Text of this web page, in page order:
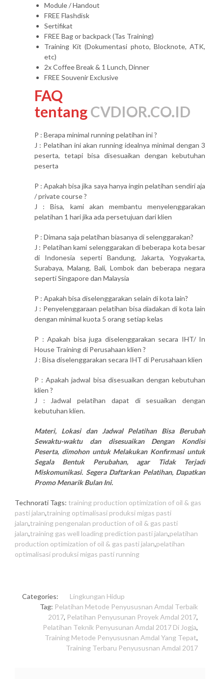
Module / Handout
FREE Flashdisk
Sertifikat
FREE Bag or backpack (Tas Training)
Training Kit (Dokumentasi photo, Blocknote, ATK,
etc)
2x Coffee Break & 1 Lunch, Dinner
FREE Souvenir Exclusive
FAQ
tentangCVDIOR.CO.ID
P : Berapa minimal running pelatihan ini ?
J : Pelatihan ini akan running idealnya minimal dengan 3
peserta, tetapi bisa disesuaikan dengan kebutuhan
peserta
P : Apakah bisa jika saya hanya ingin pelatihan sendiri aja
/ private course ?
J : Bisa, kami akan membantu menyelenggarakan
pelatihan 1 hari jika ada persetujuan dari klien
P : Dimana saja pelatihan biasanya di selenggarakan?
J : Pelatihan kami selenggarakan di beberapa kota besar
di Indonesia seperti Bandung, Jakarta, Yogyakarta,
Surabaya, Malang, Bali, Lombok dan beberapa negara
seperti Singapore dan Malaysia
P : Apakah bisa diselenggarakan selain di kota lain?
J : Penyelenggaraan pelatihan bisa diadakan di kota lain
dengan minimal kuota 5 orang setiap kelas
P : Apakah bisa juga diselenggarakan secara IHT/ In
House Training di Perusahaan klien ?
J : Bisa diselenggarakan secara IHT di Perusahaan klien
P : Apakah jadwal bisa disesuaikan dengan kebutuhan
klien ?
J : Jadwal pelatihan dapat di sesuaikan dengan
kebutuhan klien.
Materi, Lokasi dan Jadwal Pelatihan Bisa Berubah
Sewaktu-waktu dan disesuaikan Dengan Kondisi
Peserta, dimohon untuk Melakukan Konfirmasi untuk
Segala Bentuk Perubahan, agar Tidak Terjadi
Miskomunikasi. Segera Daftarkan Pelatihan, Dapatkan
Promo Menarik Bulan Ini.
Technorati Tags: training production optimization of oil & gas
pasti jalan,training optimalisasi produksi migas pasti
jalan,training pengenalan production of oil & gas pasti
jalan,training gas well loading prediction pasti jalan,pelatihan
production optimization of oil & gas pasti jalan,pelatihan
optimalisasi produksi migas pasti running
Categories:
Lingkungan Hidup
Tag: Pelatihan Metode Penyususnan Amdal Terbaik
2017, Pelatihan Penyusunan Proyek Amdal 2017,
Pelatihan Teknik Penyusunan Amdal 2017 Di Jogja,
Training Metode Penyususnan Amdal Yang Tepat,
Training Terbaru Penyususnan Amdal 2017